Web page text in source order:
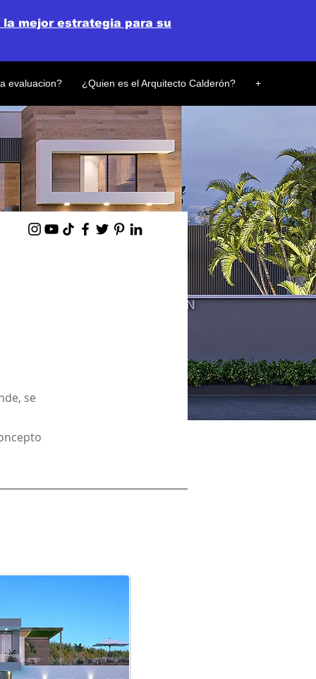
evaluacion? ¿Quien es el Arquitecto Calderón? +
mejor estrategia para su
se